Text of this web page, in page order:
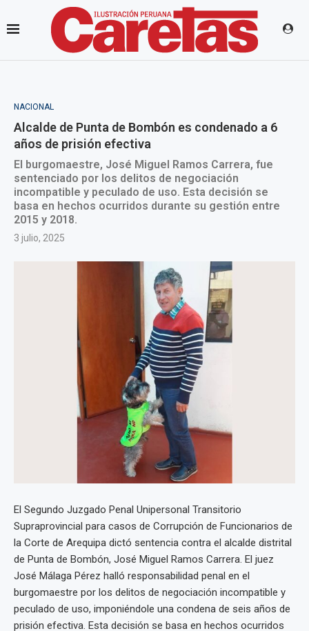
NACIONAL
Alcalde de Punta de Bombón es condenado a 6
años de prisión efectiva
El burgomaestre, José Miguel Ramos Carrera, fue
sentenciado por los delitos de negociación
incompatible y peculado de uso. Esta decisión se
basa en hechos ocurridos durante su gestión entre
2015 y 2018.
3 julio, 2025
El Segundo Juzgado Penal Unipersonal Transitorio
Supraprovincial para casos de Corrupción de Funcionarios de
la Corte de Arequipa dictó sentencia contra el alcalde distrital
de Punta de Bombón, José Miguel Ramos Carrera. El juez
José Málaga Pérez halló responsabilidad penal en el
burgomaestre por los delitos de negociación incompatible y
peculado de uso, imponiéndole una condena de seis años de
prisión efectiva. Esta decisión se basa en hechos ocurridos